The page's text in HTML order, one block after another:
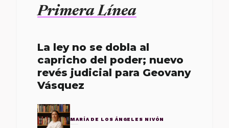
Primera Línea
La ley no se dobla al
capricho del poder; nuevo
revés judicial para Geovany
Vásquez
MARÍA DE LOS ÁNGELES NIVÓN